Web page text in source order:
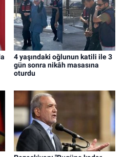
4 yaşındaki oğlunun katili ile 3
gün sonra nikâh masasına
oturdu